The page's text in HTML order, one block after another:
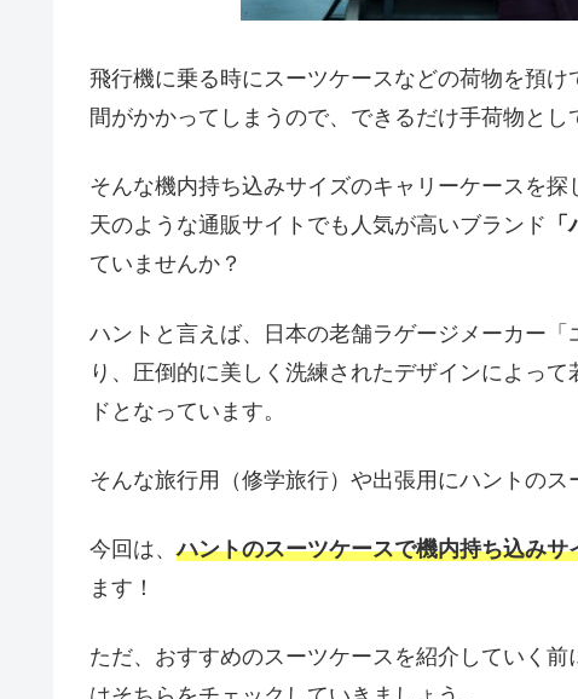
飛行機に乗る時にスーツケースなどの荷物を預
間がかかってしまうので、できるだけ手荷物とし
そんな機内持ち込みサイズのキャリーケースを
天のような通販サイトでも人気が高いブランド
ていませんか？
ハントと言えば、日本の老舗ラゲージメーカー
り、圧倒的に美しく洗練されたデザインによっ
ドとなっています。
そんな旅行用（修学旅行）や出張用にハントの
今回は、ハントのスーツケースで機内持ち込み
ます！
ただ、おすすめのスーツケースを紹介していく